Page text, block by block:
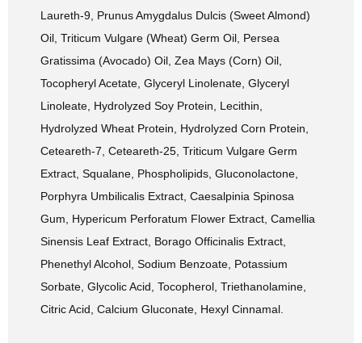
Laureth‑9, Prunus Amygdalus Dulcis (Sweet Almond)
Oil, Triticum Vulgare (Wheat) Germ Oil, Persea
Gratissima (Avocado) Oil, Zea Mays (Corn) Oil,
Tocopheryl Acetate, Glyceryl Linolenate, Glyceryl
Linoleate, Hydrolyzed Soy Protein, Lecithin,
Hydrolyzed Wheat Protein, Hydrolyzed Corn Protein,
Ceteareth‑7, Ceteareth‑25, Triticum Vulgare Germ
Extract, Squalane, Phospholipids, Gluconolactone,
Porphyra Umbilicalis Extract, Caesalpinia Spinosa
Gum, Hypericum Perforatum Flower Extract, Camellia
Sinensis Leaf Extract, Borago Officinalis Extract,
Phenethyl Alcohol, Sodium Benzoate, Potassium
Sorbate, Glycolic Acid, Tocopherol, Triethanolamine,
Citric Acid, Calcium Gluconate, Hexyl Cinnamal.